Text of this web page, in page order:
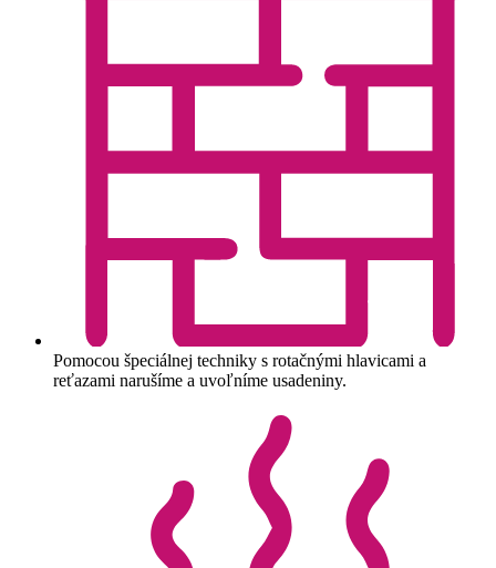
Pomocou špeciálnej techniky s rotačnými hlavicami a
reťazami narušíme a uvoľníme usadeniny.